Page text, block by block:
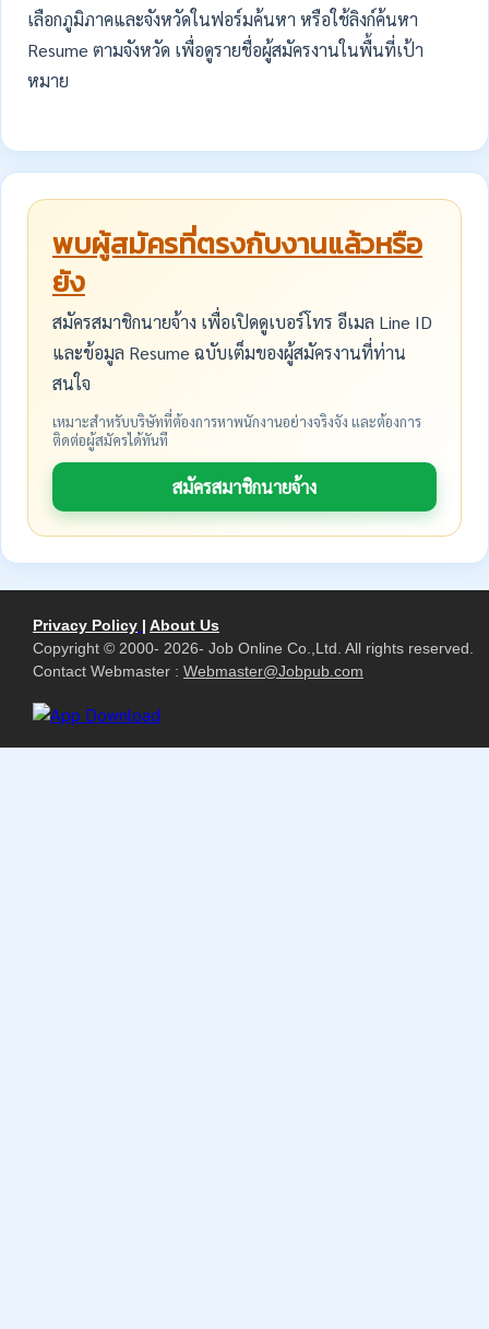
เลือกภูมิภาคและจังหวัดในฟอร์มค้นหา หรือใช้ลิงก์ค้นหา
Resume ตามจังหวัด เพื่อดูรายชื่อผู้สมัครงานในพื้นที่เป้า
หมาย
พบผู้สมัครที่ตรงกับงานแล้วหรือ
ยัง
สมัครสมาชิกนายจ้าง เพื่อเปิดดูเบอร์โทร อีเมล Line ID
และข้อมูล Resume ฉบับเต็มของผู้สมัครงานที่ท่าน
สนใจ
เหมาะสำหรับบริษัทที่ต้องการหาพนักงานอย่างจริงจัง และต้องการ
ติดต่อผู้สมัครได้ทันที
สมัครสมาชิกนายจ้าง
Privacy Policy | About Us
Copyright © 2000- 2026- Job Online Co.,Ltd. All rights reserved.
Contact Webmaster : Webmaster@Jobpub.com